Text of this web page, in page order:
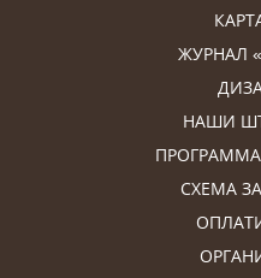
ЖУРНАЛ
НАШИ
СХЕМА